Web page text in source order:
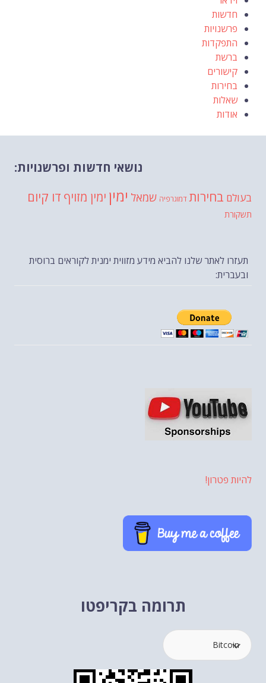
חדשות
פרשנויות
התפקדות
ברשת
קישורים
בחירות
שאלות
אודות
נושאי חדשות ופרשנויות:
בעולם בחירות דמוגרפיה שמאל ימין ימין מזויף דו קיום
תשקורת
תעזרו לאתר שלנו להביא מידע מזווית ימנית לקוראים ברוסית
ובעברית:
להיות פטרון!
תרומה בקריפטו